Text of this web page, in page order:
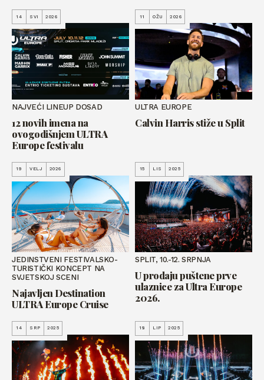
14 SVI 2026
NAJVEĆI LINEUP DOSAD
12 novih imena na
ovogodišnjem ULTRA
Europe festivalu
11 OŽU 2026
ULTRA EUROPE
Calvin Harris stiže u Split
19 VELJ 2026
JEDINSTVENI FESTIVALSKO-
TURISTIČKI KONCEPT NA
SVJETSKOJ SCENI
Najavljen Destination
ULTRA Europe Cruise
15 LIS 2025
SPLIT, 10.-12. SRPNJA
U prodaju puštene prve
ulaznice za Ultra Europe
2026.
14 SRP 2025 18 LIP 2025